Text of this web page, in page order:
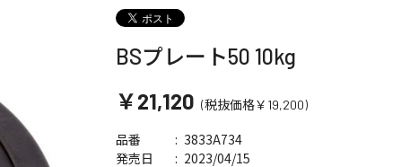
レーシングシャツ・タイツ トレーニングスーツ
ウインドブレーカー ベスト
ソックス
消耗品・スペアパーツ フィットネス機器
プライオボックス ミニハードル・ハードル
ラダー・マーカー
BSプレート50 10kg
￥21,120 (税抜価格￥19,200)
品番 3833A734
発売日 2023/04/15